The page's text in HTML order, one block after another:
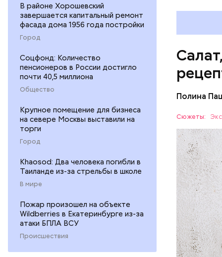
В районе Хорошевский
завершается капитальный ремонт
фасада дома 1956 года постройки
Город
Соцфонд: Количество
пенсионеров в России достигло
почти 40,5 миллиона
Общество
Крупное помещение для бизнеса
на севере Москвы выставили на
торги
Город
Khaosod: Два человека погибли в
Таиланде из-за стрельбы в школе
В мире
Пожар произошел на объекте
Wildberries в Екатеринбурге из-за
атаки БПЛА ВСУ
Происшествия
Полина
Сюжеты:
ЕДА